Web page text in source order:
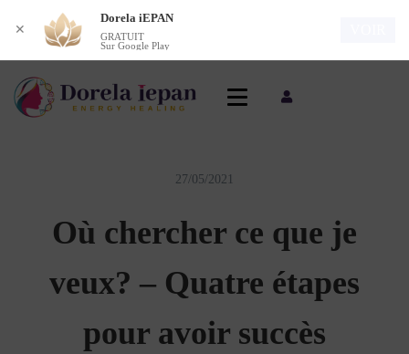
27/05/2021
Où chercher ce que je
veux? – Quatre étapes
pour avoir succès
✕
Dorela iEPAN
GRATUIT
Sur Google Play